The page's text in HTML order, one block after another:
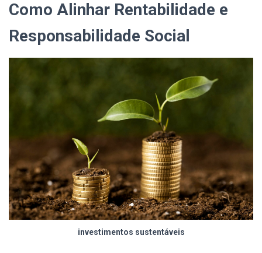
Como Alinhar Rentabilidade e
Responsabilidade Social
investimentos sustentáveis